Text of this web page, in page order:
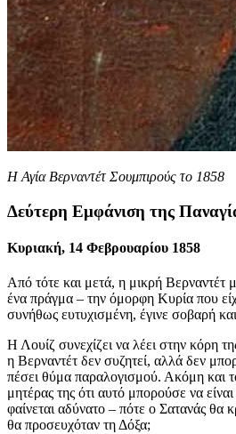
Η Αγία Βερναντέτ Σουμπιρούς το 1858
Δεύτερη Εμφάνιση της
Κυριακή, 14 Φεβρουαρίου 1858
Από τότε και μετά, η μικρή Βερναντέτ
ένα πράγμα – την όμορφη Κυρία που
συνήθως ευτυχισμένη, έγινε σοβαρή
Η Λουίζ συνεχίζει να λέει στην κόρη
η Βερναντέτ δεν συζητεί, αλλά δεν
πέσει θύμα παραλογισμού. Ακόμη και
μητέρας της ότι αυτό μπορούσε να
φαίνεται αδύνατο – πότε ο Σατανάς θα
θα προσευχόταν τη Δόξα;